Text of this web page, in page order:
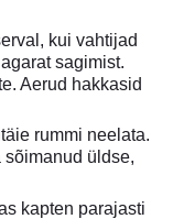
kui vahtijad
sagimist.
Aerud hakkasid
rummi neelata.
sõimanud üldse,
kapten parajasti